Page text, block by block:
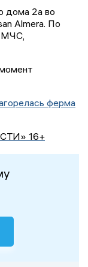
дома 2а во
Almera. По
МЧС,
ферма
16+